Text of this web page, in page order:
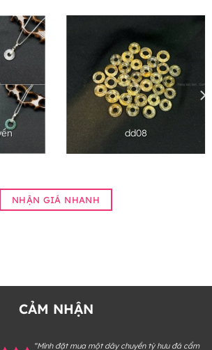
dd08
NHẬN GIÁ NHANH
CẢM NHẬN
“Mình đặt mua một dây chuyền tỳ hưu đá cẩm